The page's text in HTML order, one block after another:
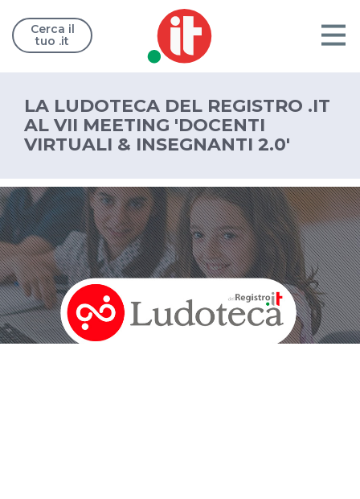
Cerca il
tuo .it
LA LUDOTECA DEL REGISTRO .IT
AL VII MEETING 'DOCENTI
VIRTUALI & INSEGNANTI 2.0'